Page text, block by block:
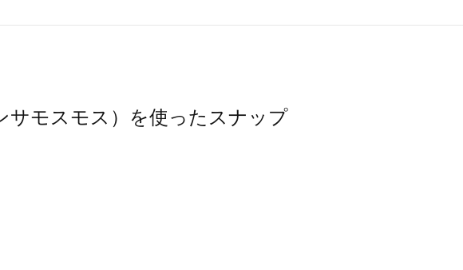
サモスモス）を使ったスナップ